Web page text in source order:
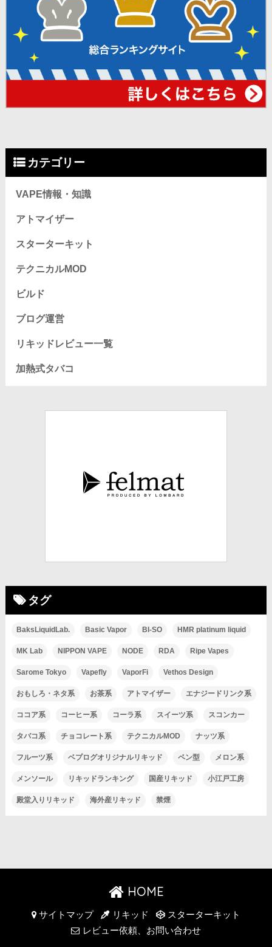
カテゴリー
VAPE情報・知識
アトマイザー
スターターキット
テクニカルMOD
ビルド
ブログ運営
リキッドレビュー一覧
加熱式タバコ
タグ
BaksLiquidLab. Basic Vapor BI-SO HMR platinum liquid
MK Lab NIPPON VAPE NODE RDA Ripe Vapes
Sarome Tokyo Vapefly VaporFi Vethos Design
おもしろ・ネタ系 お茶系 アトマイザー エナジードリンク系
ココア系 コーヒー系 コーラ系 スイーツ系 スコンカー
タバコ系 チョコレート系 テクニカルMOD ナッツ系
フルーツ系 ベプログオリジナルリキッド ペン型 メロン系
メンソール リキッドランキング 国産リキッド 小江戸工房
殿堂入りリキッド 海外産リキッド 禁煙
HOME
サイトマップ リキッド
スターターキット
レビュー依頼、お問い合わせ